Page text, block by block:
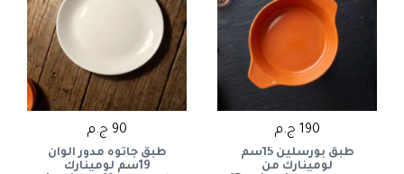
190 ج.م
طبق بورسلين 15سم
لومينارك من
90 ج.م
طبق جاتوه مدور الوان
19سم لومينارك